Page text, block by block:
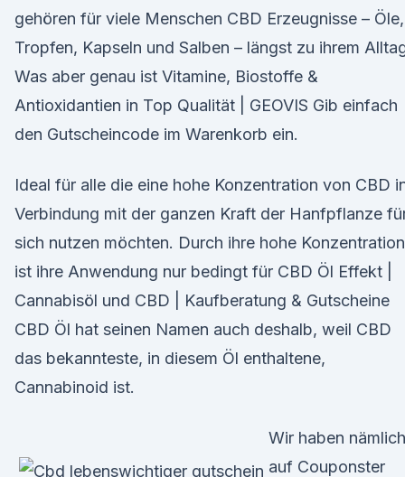
gehören für viele Menschen CBD Erzeugnisse – Öle,
Tropfen, Kapseln und Salben – längst zu ihrem
Was aber genau ist Vitamine, Biostoffe &
Antioxidantien in Top Qualität | GEOVIS Gib einfach
den Gutscheincode im Warenkorb ein.
Ideal für alle die eine hohe Konzentration von CBD
Verbindung mit der ganzen Kraft der Hanfpflanze
sich nutzen möchten. Durch ihre hohe Konzentration
ist ihre Anwendung nur bedingt für CBD Öl Effekt |
Cannabisöl und CBD | Kaufberatung & Gutscheine
CBD Öl hat seinen Namen auch deshalb, weil CBD
das bekannteste, in diesem Öl enthaltene,
Cannabinoid ist.
Wir haben nämlich
auf Couponster